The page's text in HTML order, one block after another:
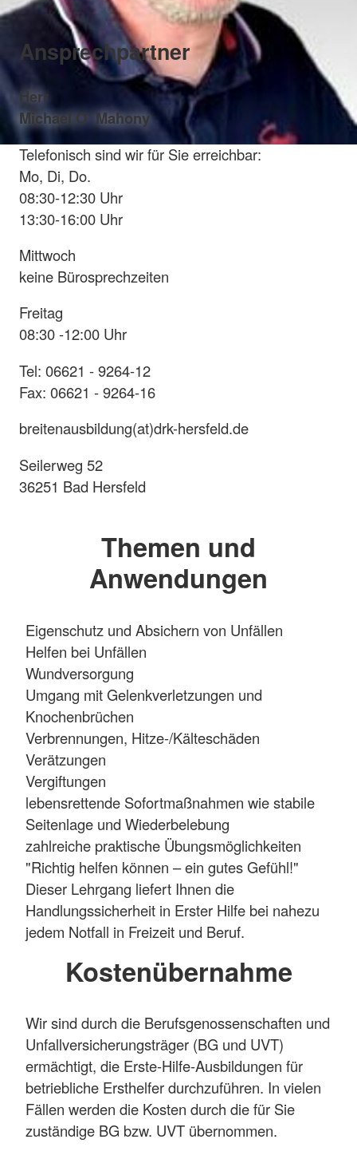
Ansprechpartner
Herr
Michael O` Mahony
Telefonisch sind wir für Sie erreichbar:
Mo, Di, Do.
08:30-12:30 Uhr
13:30-16:00 Uhr
Mittwoch
keine Bürosprechzeiten
Freitag
08:30 -12:00 Uhr
Tel: 06621 - 9264-12
Fax: 06621 - 9264-16
breitenausbildung(at)drk-hersfeld.de
Seilerweg 52
36251 Bad Hersfeld
Themen und
Anwendungen
Eigenschutz und Absichern von Unfällen
Helfen bei Unfällen
Wundversorgung
Umgang mit Gelenkverletzungen und
Knochenbrüchen
Verbrennungen, Hitze-/Kälteschäden
Verätzungen
Vergiftungen
lebensrettende Sofortmaßnahmen wie stabile
Seitenlage und Wiederbelebung
zahlreiche praktische Übungsmöglichkeiten
"Richtig helfen können – ein gutes Gefühl!"
Dieser Lehrgang liefert Ihnen die
Handlungssicherheit in Erster Hilfe bei nahezu
jedem Notfall in Freizeit und Beruf.
Kostenübernahme
Wir sind durch die Berufsgenossenschaften und
Unfallversicherungsträger (BG und UVT)
ermächtigt, die Erste-Hilfe-Ausbildungen für
betriebliche Ersthelfer durchzuführen. In vielen
Fällen werden die Kosten durch die für Sie
zuständige BG bzw. UVT übernommen.